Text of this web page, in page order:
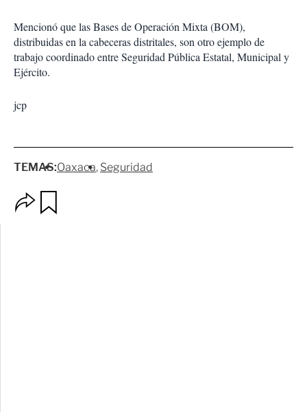
Mencionó que las Bases de Operación Mixta (BOM),
distribuidas en la cabeceras distritales, son otro ejemplo de
trabajo coordinado entre Seguridad Pública Estatal, Municipal y
Ejército.
jcp
TEMAS:Oaxaca Seguridad